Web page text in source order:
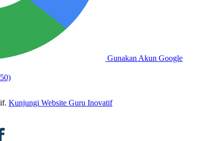
Gunakan Akun Google
Kunjungi Website Guru Inovatif